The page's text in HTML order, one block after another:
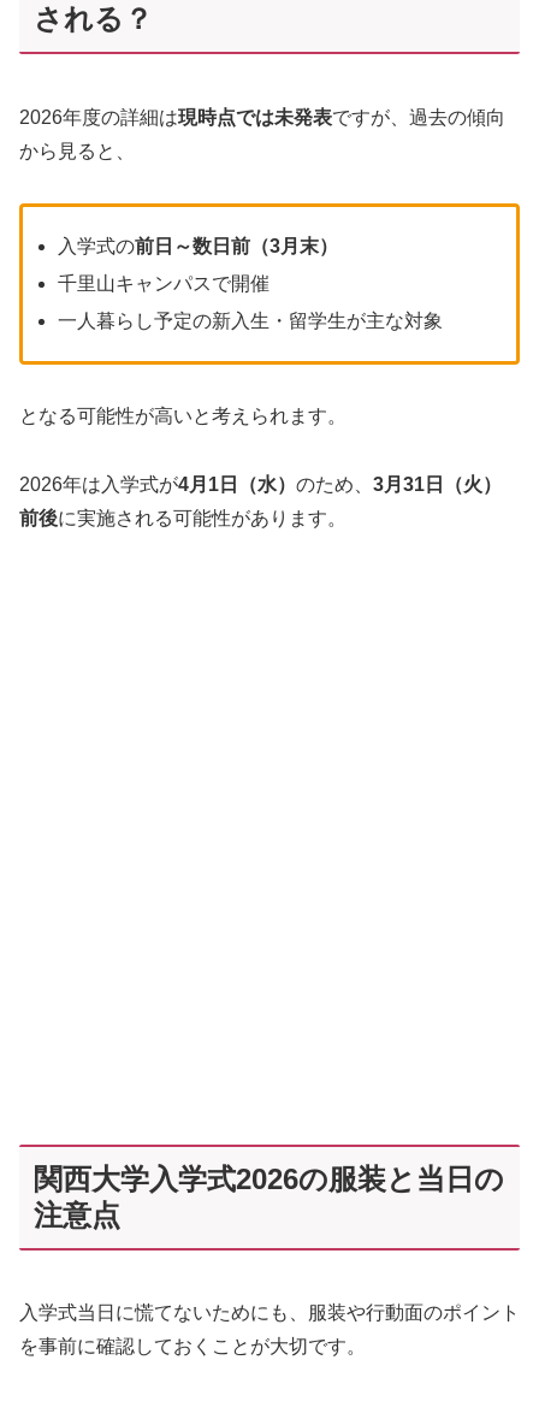
される？
2026年度の詳細は現時点では未発表ですが、過去の傾向
から見ると、
入学式の前日～数日前（3月末）
千里山キャンパスで開催
一人暮らし予定の新入生・留学生が主な対象
となる可能性が高いと考えられます。
2026年は入学式が4月1日（水） のため、 3月31日（火）
前後に実施される可能性があります。
関西大学入学式2026の服装と当日の
注意点
入学式当日に慌てないためにも、服装や行動面のポイント
を事前に確認しておくことが大切です。